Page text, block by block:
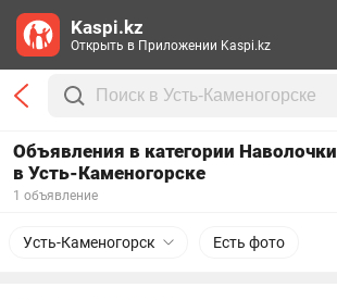
Объявления в категории Наволочки
в Усть-Каменогорске
1 объявление
Усть-Каменогорск Есть фото
Kaspi.kz
Открыть в Приложении Kaspi.kz